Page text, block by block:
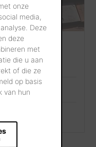
onze
media,
Deze
deze
met
die u aan
of die ze
op basis
van hun